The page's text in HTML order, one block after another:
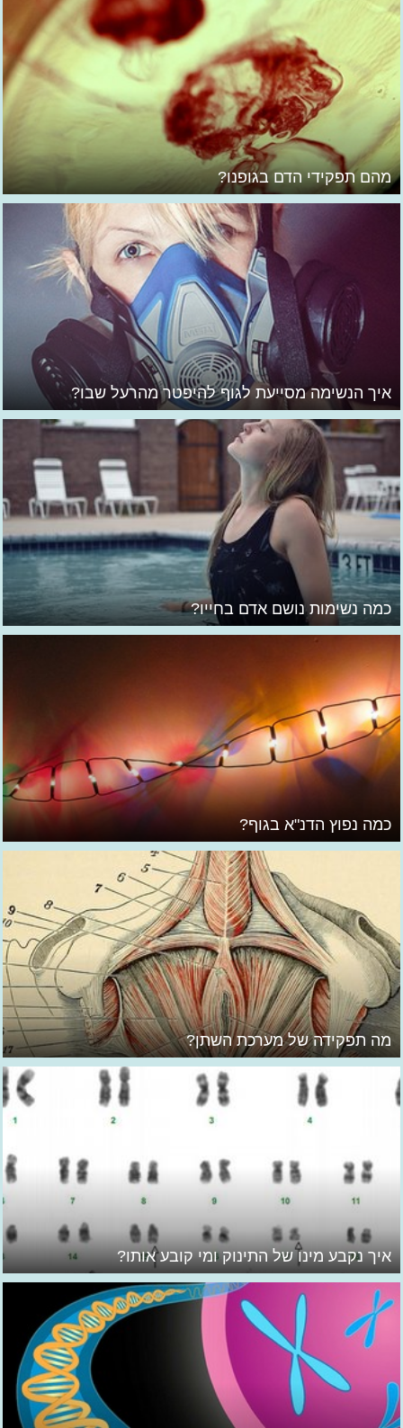
מהם תפקידי הדם בגופנו?
איך הנשימה מסייעת לגוף להיפטר מהרעל שבו?
כמה נשימות נושם אדם בחייו?
כמה נפוץ הדנ"א בגוף?
מה תפקידה של מערכת השתן?
איך נקבע מינו של התינוק ומי קובע אותו?